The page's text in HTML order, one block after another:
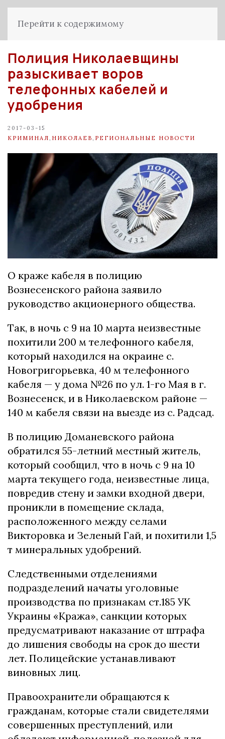
Перейти к содержимому
Полиция Николаевщины
разыскивает воров
телефонных кабелей и
удобрения
2017-03-15
КРИМИНАЛ НИКОЛАЕВ РЕГИОНАЛЬНЫЕ НОВОСТИ
О краже кабеля в полицию
Вознесенского района заявило
руководство акционерного общества.
Так, в ночь с 9 на 10 марта неизвестные
похитили 200 м телефонного кабеля,
который находился на окраине с.
Новогригорьевка, 40 м телефонного
кабеля — у дома №26 по ул. 1-го Мая в г.
Вознесенск, и в Николаевском районе —
140 м кабеля связи на выезде из с. Радсад.
В полицию Доманевского района
обратился 55-летний местный житель,
который сообщил, что в ночь с 9 на 10
марта текущего года, неизвестные лица,
повредив стену и замки входной двери,
проникли в помещение склада,
расположенного между селами
Викторовка и Зеленый Гай, и похитили 1,5
т минеральных удобрений.
Следственными отделениями
подразделений начаты уголовные
производства по признакам ст.185 УК
Украины «Кража», санкции которых
предусматривают наказание от штрафа
до лишения свободы на срок до шести
лет. Полицейские устанавливают
виновных лиц.
Правоохранители обращаются к
гражданам, которые стали свидетелями
совершенных преступлений, или